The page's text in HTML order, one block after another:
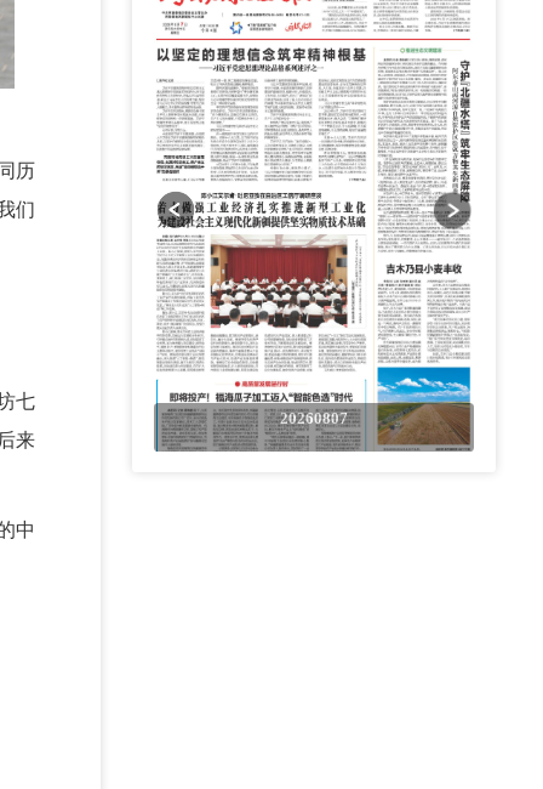
历
们
七
来
中
20260807